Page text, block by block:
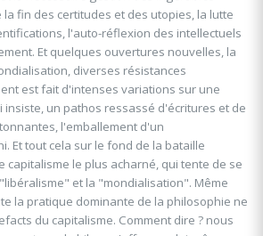
fin des certitudes et des utopies, la lutte
l'auto-réflexion des intellectuels
Et quelques ouvertures nouvelles, la
diverses résistances
est fait d'intenses variations sur une
insiste, un pathos ressassé d'écritures et de
l'emballement d'un
Et tout cela sur le fond de la bataille
capitalisme le plus acharné, qui tente de se
et la "mondialisation". Même
la pratique dominante de la philosophie ne
du capitalisme. Comment dire ? nous